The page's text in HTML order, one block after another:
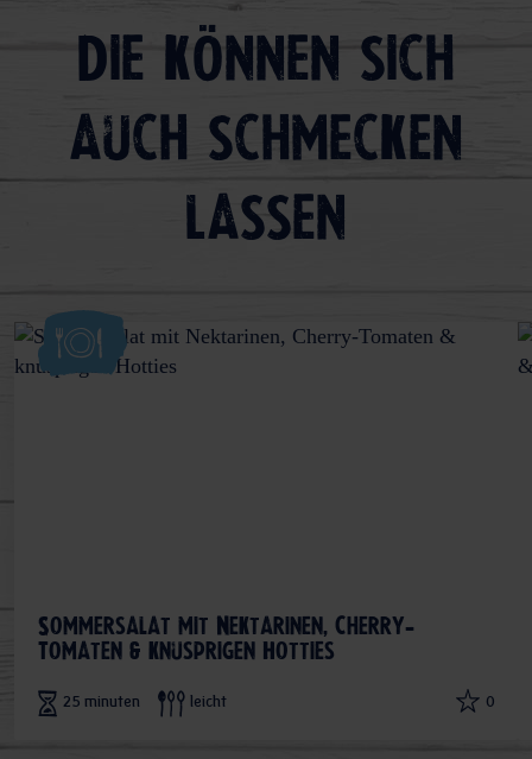
Die können sich
auch schmecken
lassen
Sommersalat mit Nektarinen, Cherry-
Tomaten & knusprigen Hotties
25 minuten leicht 0